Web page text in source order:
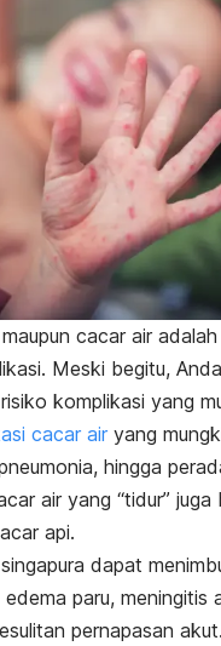
cacar air
Meski begitu,
komplikasi yang
cacar air yang
hingga
air yang “tidur”
api.
dapat
paru, meningitis
pernapasan